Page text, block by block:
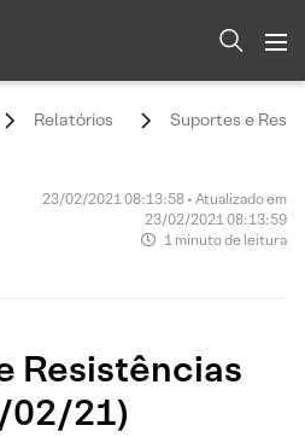
Relatórios Suportes e
23/02/2021 08:13:58 • Atualizado em
23/02/2021 08:13:59
1 minuto de leitura
Resistências
02/21)